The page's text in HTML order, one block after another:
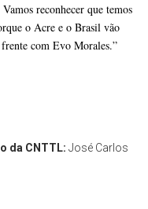
reconhecer que temos
o Acre e o Brasil vão
com Evo Morales.”
da CNTTL: José Carlos